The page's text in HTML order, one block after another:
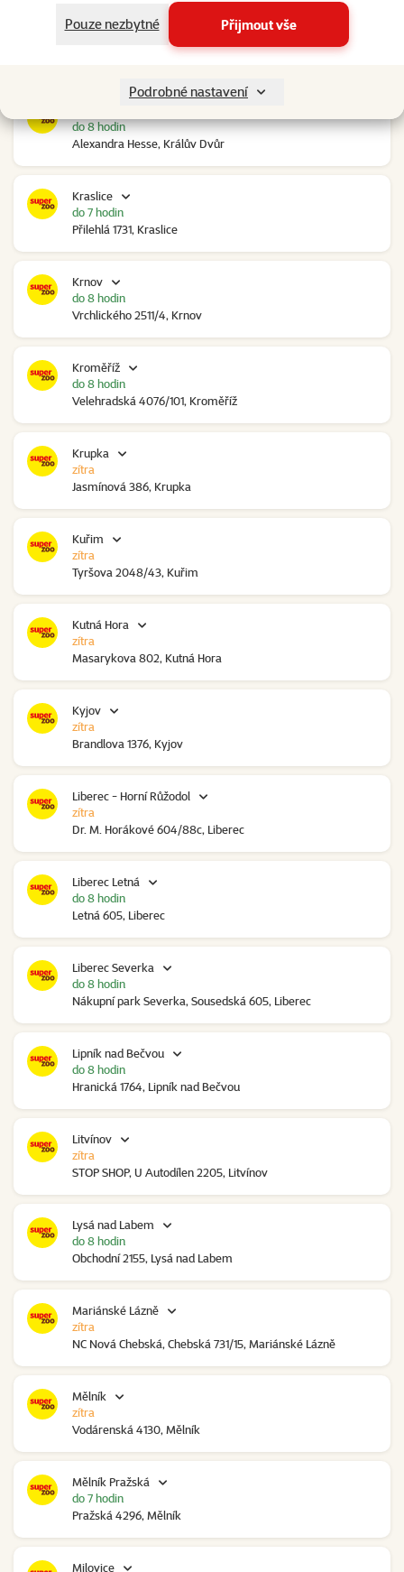
Pouze nezbytné
Přijmout vše
Podrobné nastavení
Kozomín
Alexandra Hesse, Králův Dvůr
do 8 hodin
Kraslice
Přilehlá 1731, Kraslice
do 7 hodin
Krnov
Vrchlického 2511/4, Krnov
do 8 hodin
Kroměříž
Velehradská 4076/101, Kroměříž
do 8 hodin
Krupka
Jasmínová 386, Krupka
zítra
Kuřim
Tyršova 2048/43, Kuřim
zítra
Kutná Hora
Masarykova 802, Kutná Hora
zítra
Kyjov
Brandlova 1376, Kyjov
zítra
Liberec - Horní Růžodol
Dr. M. Horákové 604/88c, Liberec
zítra
Liberec Letná
Letná 605, Liberec
do 8 hodin
Liberec Severka
Nákupní park Severka, Sousedská 605, Liberec
do 8 hodin
Lipník nad Bečvou
Hranická 1764, Lipník nad Bečvou
do 8 hodin
Litvínov
STOP SHOP, U Autodílen 2205, Litvínov
zítra
Lysá nad Labem
Obchodní 2155, Lysá nad Labem
do 8 hodin
Mariánské Lázně
NC Nová Chebská, Chebská 731/15, Mariánské Lázně
zítra
Mělník
Vodárenská 4130, Mělník
zítra
Mělník Pražská
Pražská 4296, Mělník
do 7 hodin
Milovice